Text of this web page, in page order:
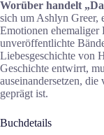
Worüber handelt
sich um Ashlyn Greer,
Emotionen ehemaliger
unveröffentlichte
Liebesgeschichte von
Geschichte entwirrt,
auseinandersetzen,
geprägt ist.
Buchdetails